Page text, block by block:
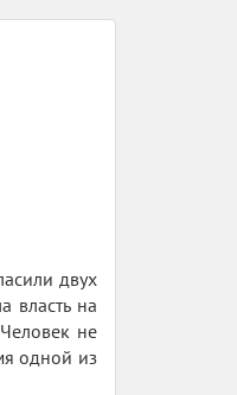
двух
власть на
не
одной из